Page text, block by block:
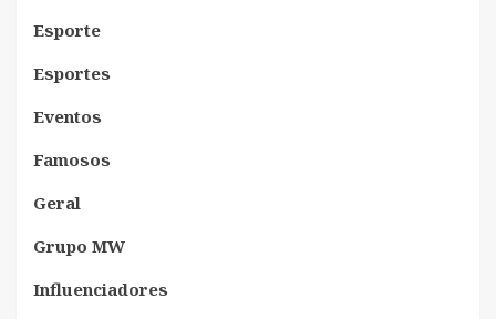
Esporte
Esportes
Eventos
Famosos
Geral
Grupo MW
Influenciadores